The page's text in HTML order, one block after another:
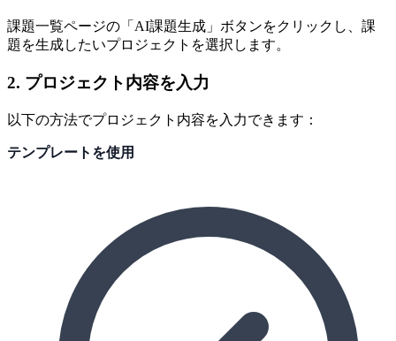
課題一覧ページの「AI課題生成」ボタンをクリックし、課
題を生成したいプロジェクトを選択します。
2. プロジェクト内容を入力
以下の方法でプロジェクト内容を入力できます：
テンプレートを使用